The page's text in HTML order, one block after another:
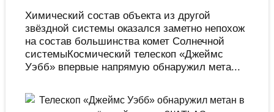
Химический состав объекта из другой
звёздной системы оказался заметно непохож
на состав большинства комет Солнечной
системыКосмический телескоп «Джеймс
Уэбб» впервые напрямую обнаружил мета...